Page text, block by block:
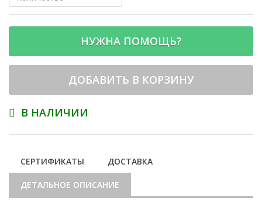
НУЖНА ПОМОЩЬ?
ДОБАВИТЬ В КОРЗИНУ
В НАЛИЧИИ
СЕРТИФИКАТЫ ДОСТАВКА
ДЕТАЛЬНОЕ ОПИСАНИЕ